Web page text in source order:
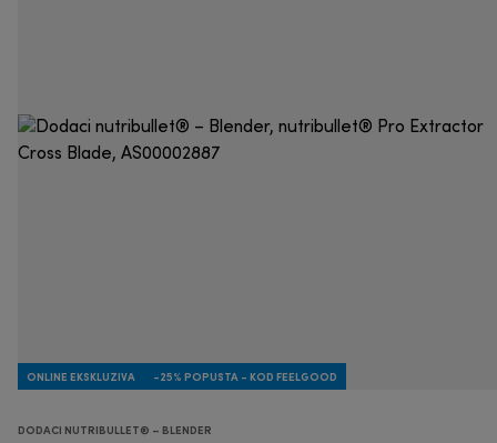
ONLINE EKSKLUZIVA -25% POPUSTA - KOD FEELGOOD
DODACI NUTRIBULLET® – BLENDER